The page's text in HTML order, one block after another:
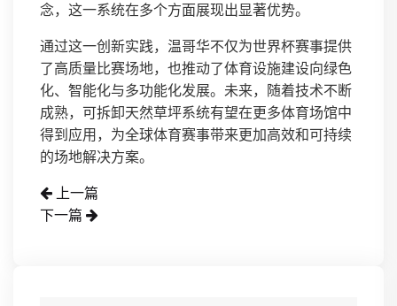
念，这一系统在多个方面展现出显著优势。
通过这一创新实践，温哥华不仅为世界杯赛事提供
了高质量比赛场地，也推动了体育设施建设向绿色
化、智能化与多功能化发展。未来，随着技术不断
成熟，可拆卸天然草坪系统有望在更多体育场馆中
得到应用，为全球体育赛事带来更加高效和可持续
的场地解决方案。
上一篇
下一篇